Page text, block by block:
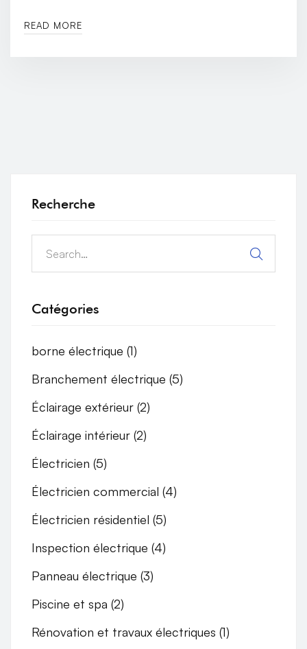
READ MORE
Recherche
Catégories
borne électrique (1)
Branchement électrique (5)
Éclairage extérieur (2)
Éclairage intérieur (2)
Électricien (5)
Électricien commercial (4)
Électricien résidentiel (5)
Inspection électrique (4)
Panneau électrique (3)
Piscine et spa (2)
Rénovation et travaux électriques (1)